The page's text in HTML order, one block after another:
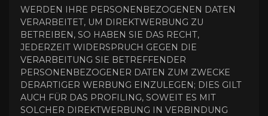
WERDEN IHRE PERSONENBEZOGENEN DATEN
VERARBEITET, UM DIREKTWERBUNG ZU
BETREIBEN, SO HABEN SIE DAS RECHT,
JEDERZEIT WIDERSPRUCH GEGEN DIE
VERARBEITUNG SIE BETREFFENDER
PERSONENBEZOGENER DATEN ZUM ZWECKE
DERARTIGER WERBUNG EINZULEGEN; DIES GILT
AUCH FÜR DAS PROFILING, SOWEIT ES MIT
SOLCHER DIREKTWERBUNG IN VERBINDUNG